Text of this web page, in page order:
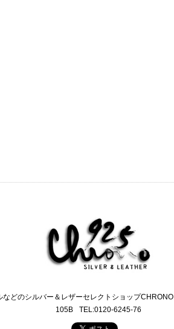
どのシルバー＆レザーセレクトショップCHRONO
105B
TEL:0120-6245-76